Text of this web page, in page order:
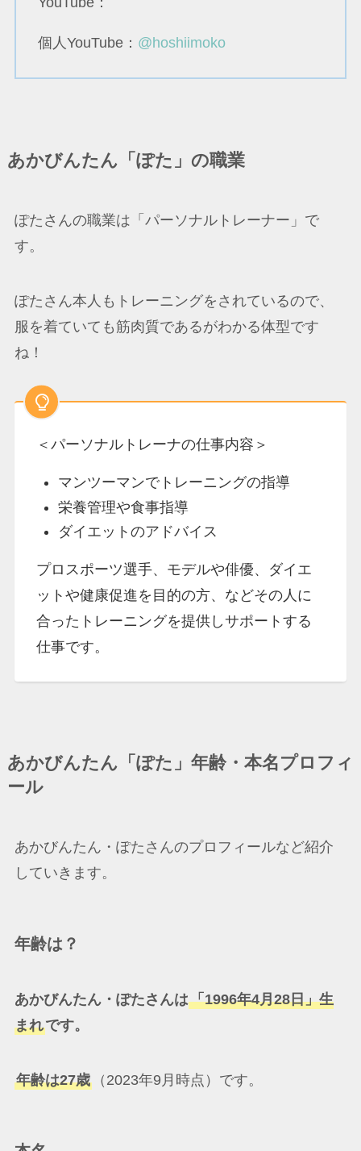
個人YouTube： @hoshiimoko
あかびんたん「ぽた」の職業
ぽたさんの職業は「パーソナルトレーナー」で
す。
ぽたさん本人もトレーニングをされているので、
服を着ていても筋肉質であるがわかる体型です
ね！
＜パーソナルトレーナの仕事内容＞
マンツーマンでトレーニングの指導
栄養管理や食事指導
ダイエットのアドバイス
プロスポーツ選手、モデルや俳優、ダイエ
ットや健康促進を目的の方、などその人に
合ったトレーニングを提供しサポートする
仕事です。
あかびんたん「ぽた」年齢・本名プロフィ
ール
あかびんたん・ぽたさんのプロフィールなど紹介
していきます。
年齢は？
あかびんたん・ぽたさんは「1996年4月28日」生
まれです。
年齢は27歳（2023年9月時点）です。